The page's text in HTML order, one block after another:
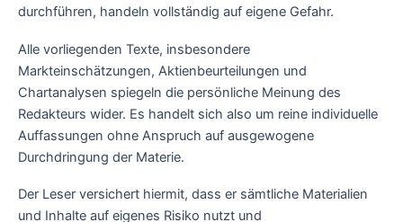
durchführen, handeln vollständig auf eigene Gefahr.
Alle vorliegenden Texte, insbesondere
Markteinschätzungen, Aktienbeurteilungen und
Chartanalysen spiegeln die persönliche Meinung des
Redakteurs wider. Es handelt sich also um reine individuelle
Auffassungen ohne Anspruch auf ausgewogene
Durchdringung der Materie.
Der Leser versichert hiermit, dass er sämtliche Materialien
und Inhalte auf eigenes Risiko nutzt und